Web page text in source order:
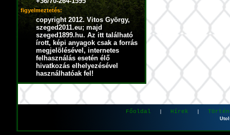
figyelmeztetés:
copyright 2012. Vitos György,
szeged2011.eu; majd
szeged1899.hu. Az itt található
írott, képi anyagok csak a forrás
megjelölésével, internetes
felhasználás esetén élő
hivatkozás elhelyezésével
használhatóak fel!
Főoldal Hírek